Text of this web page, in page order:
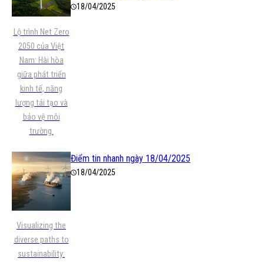
Lộ trình Net Zero
2050 của Việt
Nam: Hài hòa
giữa phát triển
kinh tế, năng
lượng tái tạo và
bảo vệ môi
trường.
18/04/2025
Visualizing the
diverse paths to
sustainability:
Điểm tin nhanh ngày 18/04/2025
18/04/2025